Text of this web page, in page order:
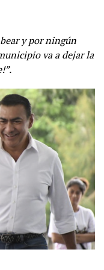
y por ningún
va a dejar la